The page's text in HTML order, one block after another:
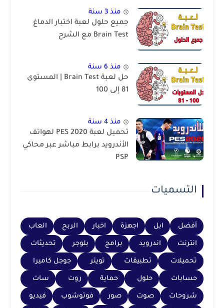
منذ 3 سنة
جميع حلول لعبة اختبار الدماغ
Brain Test مع الشرح
منذ 6 سنة
حل لعبة Brain Test | المستوى
81 إلى 100
منذ 4 سنة
تحميل لعبة PES 2020 لهواتف
الأندرويد برابط مباشر عبر محاكي
PSP
التسميات
أفضل ابل اجهزة اخبار الربح العاب
انترنت اندرويد برامج بلوجر تحديثات
تحميلات تطبيقات تويتر جوجل كاميرا
حسابات حلول حماية روت سات
شروحات صوت صور فوتوشوب فيديو